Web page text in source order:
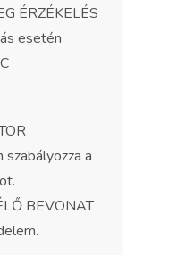
ÉRZÉKELÉS
esetén
a
BEVONAT